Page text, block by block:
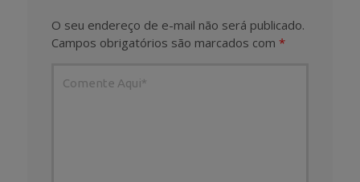
O seu endereço de e-mail não será publicado.
Campos obrigatórios são marcados com *